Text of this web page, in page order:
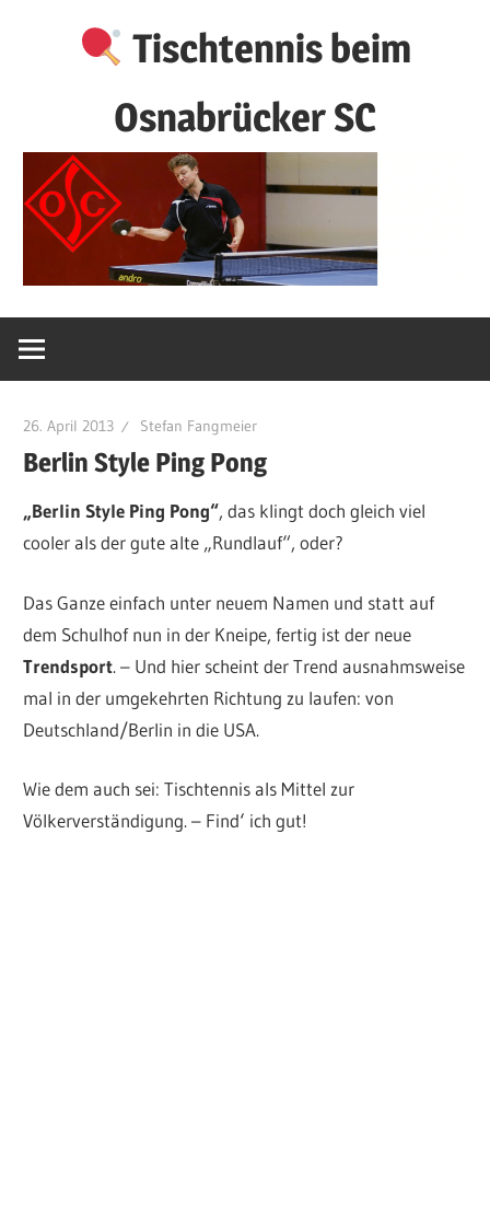
Tischtennis beim
Osnabrücker SC
26. April 2013 Stefan Fangmeier
Berlin Style Ping Pong
„Berlin Style Ping Pong“, das klingt doch gleich viel
cooler als der gute alte „Rundlauf“, oder?
Das Ganze einfach unter neuem Namen und statt auf
dem Schulhof nun in der Kneipe, fertig ist der neue
Trendsport. – Und hier scheint der Trend ausnahmsweise
mal in der umgekehrten Richtung zu laufen: von
Deutschland/Berlin in die USA.
Wie dem auch sei: Tischtennis als Mittel zur
Völkerverständigung. – Find‘ ich gut!